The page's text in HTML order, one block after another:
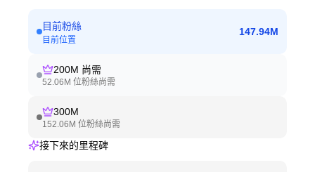
目前粉絲
目前位置
147.94M
200M 尚需
52.06M 位粉絲尚需
300M
152.06M 位粉絲尚需
接下來的里程碑